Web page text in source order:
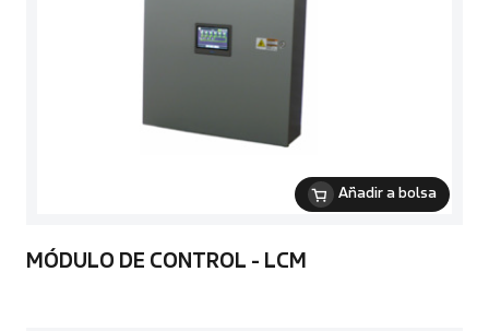
Añadir a bolsa
MÓDULO DE CONTROL - LCM